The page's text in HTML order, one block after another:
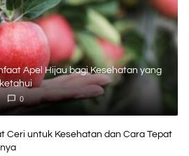
Apel Hijau bagi Kesehatan yang
0
Ceri untuk Kesehatan dan Cara Tepat